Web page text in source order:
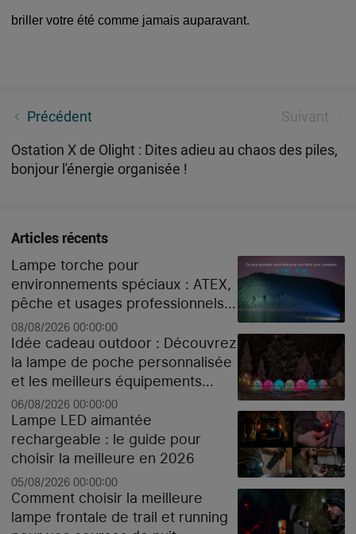
briller votre été comme jamais auparavant.
Précédent Suivant
【Retour d'expérience】 : test de la Warrior Ultra par
Ostation X de Olight : Dites adieu au chaos des piles,
bonjour l'énergie organisée !
Articles récents
Lampe torche pour
environnements spéciaux : ATEX,
pêche et usages professionnels
extrêmes
08/08/2026 00:00:00
Idée cadeau outdoor : Découvrez
la lampe de poche personnalisée
et les meilleurs équipements
high-tech pour Noël
06/08/2026 00:00:00
Lampe LED aimantée
rechargeable : le guide pour
choisir la meilleure en 2026
05/08/2026 00:00:00
Comment choisir la meilleure
lampe frontale de trail et running